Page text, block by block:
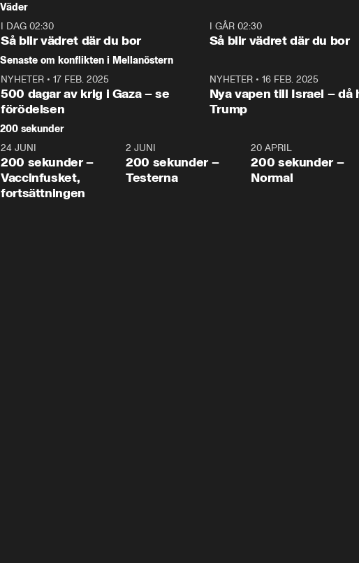
tonårsutvisningarna och hur
Moderaterna ska locka
väljare till valet i höst.
Väder
I DAG 02:30
Så blir vädret där du bor
I GÅR 02:30
Så blir vädret där du bor
Senaste om konflikten i Mellanöstern
NYHETER • 17 FEB. 2025
500 dagar av krig i Gaza – se
förödelsen
NYHETER• 16 FEB. 2025
Nya vapen till Israel – då
Trump
200 sekunder
5:00
24 JUNI
200 sekunder –
Vaccinfusket,
fortsättningen
4:23
2 JUNI
200 sekunder –
Testerna
20 APRIL
200 sekunder –
Normal